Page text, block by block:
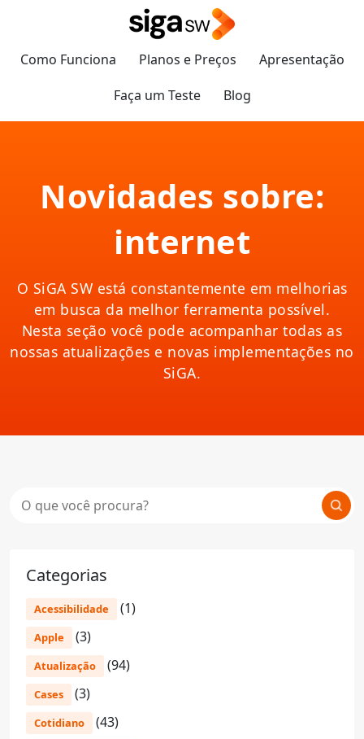
Como Funciona Planos e Preços
Apresentação
Faça um Teste
Blog
Novidades sobre:
internet
O SiGA SW está constantemente em melhorias
em busca da melhor ferramenta possível.
Nesta seção você pode acompanhar todas as
nossas atualizações e novas implementações no
SiGA.
Categorias
Acessibilidade (1)
Apple (3)
Atualização (94)
Cases (3)
Cotidiano (43)